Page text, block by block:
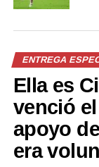
En «Nacionales -
NO PODÍA FALTAR |
Faitelson lanza
ENTREGA
Ella es
venció
apoyo
era